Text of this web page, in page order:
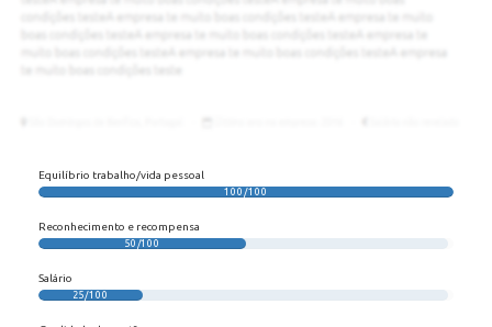
Equilíbrio trabalho/vida pessoal
100/100
Reconhecimento e recompensa
50/100
Salário
25/100